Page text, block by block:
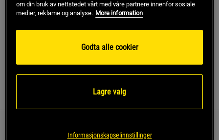
SKU #1687-143R | EAN7350121379213
Ultra Shorts fra Relode kombinerer stil og funksjonalitet for
en optimal treningsopplevelse.
Les mer
Disse shortsene tilbyr en stabil passform og
om din bruk av nettstedet vårt med våre partnere innenfor sosiale
medier, reklame og analyse. More information
Godta alle cookier
Lagre valg
Informasjonskapselinnstillinger